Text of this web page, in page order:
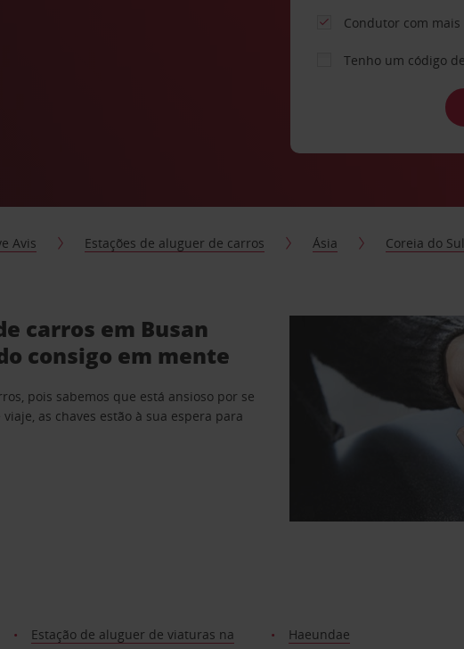
Condutor com mais
Tenho um código
Avis Estações de aluguer de carros Ásia Coreia do Sul
carros em Busan
consigo em mente
pois sabemos que está ansioso por se
as chaves estão à sua espera para
Estação de aluguer de viaturas na
Haeundae